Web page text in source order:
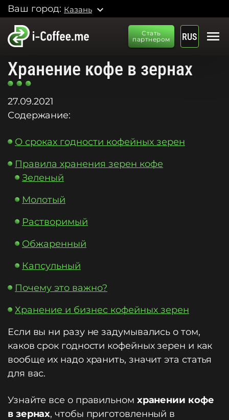
Ваш город: Казань expand_more
Стать
партнером
RUS menu
Хранение кофе в зернах
27.09.2021
Содержание:
О сроках годности кофейных зерен
Правила хранения зерен кофе
Зеленый
Молотый
Растворимый
Обжаренный
Капсульный
Почему это важно?
Хранение и бизнес кофейных зерен
Если вы ни разу не задумывались о том,
каков срок годности кофейных зерен и как
вообще их надо хранить, значит эта статья
для вас.
Узнайте все о правильном хранении кофе
в зернах, чтобы приготовленный в